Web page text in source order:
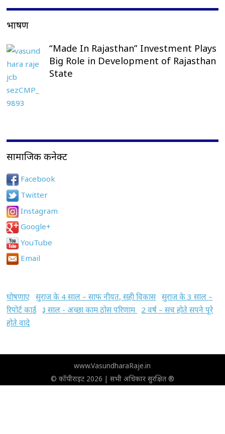
भाषण
“Made In Rajasthan” Investment Plays
Big Role in Development of Rajasthan
State
सामाजिक कनेक्ट
Facebook
Twitter
Instagram
Google+
YouTube
Email
घोषणाए सुराज के 4 साल – साफ नीयत, सही विकास सुराज के 3 साल –
रिपोर्ट कार्ड
३ साल - अच्छा काम ठोस परिणाम
2 वर्ष – सच होते सपने पूरे
होते वादे
www.VasundharaRaje.in
© कॉपीराइट 2026 | सभी अधिकार सुरक्षित ®